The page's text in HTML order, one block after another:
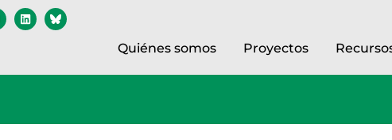
Quiénes somos Proyectos